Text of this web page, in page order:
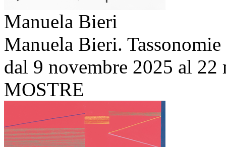
Manuela Bieri
Manuela Bieri. Tassonomie
dal 9 novembre 2025 al 22
MOSTRE